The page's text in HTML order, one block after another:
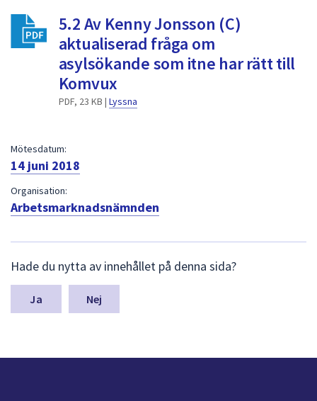
att
välja
något
av
5.2 Av Kenny Jonsson (C)
aktualiserad fråga om
asylsökande som itne har rätt till
Komvux
PDF, 23 KB | Lyssna
Mötesdatum:
14 juni 2018
Organisation:
Arbetsmarknadsnämnden
ä
m
a
n
Hade du nytta av innehållet på denna sida?
Nej